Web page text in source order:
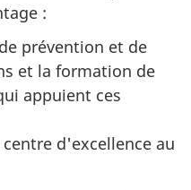
:
prévention et de
et la formation de
appuient ces
d'excellence au